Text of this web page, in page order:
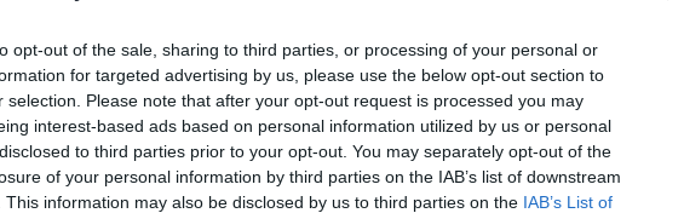
opt-out of the sale, sharing to third parties, or processing of your personal or
for targeted advertising by us, please use the below opt-out section to
selection. Please note that after your opt-out request is processed you may
interest-based ads based on personal information utilized by us or personal
to third parties prior to your opt-out. You may separately opt-out of the
of your personal information by third parties on the IAB’s list of downstream
This information may also be disclosed by us to third parties on the IAB’s List of